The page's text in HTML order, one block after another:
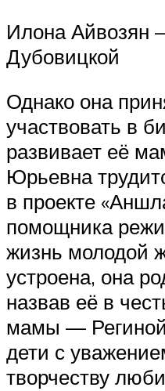
Илона Айвозян
Дубовицкой
Однако она
участвовать в
развивает её
Юрьевна
в проекте
помощника
жизнь молодой
устроена, она
назвав её в
мамы —
дети с
творчеству